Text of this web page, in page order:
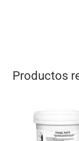
Productos